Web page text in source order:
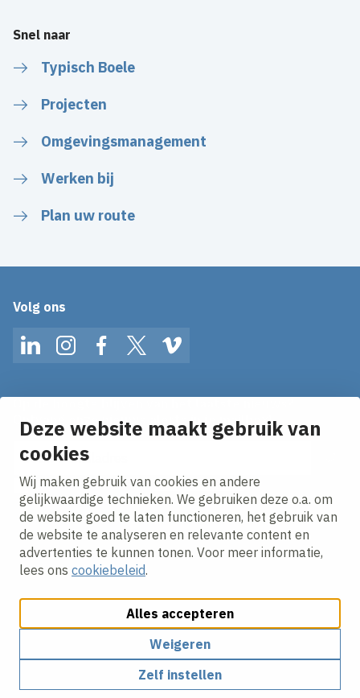
Deze website maakt gebruik van
cookies
Wij maken gebruik van cookies en andere
gelijkwaardige technieken. We gebruiken deze o.a. om
de website goed te laten functioneren, het gebruik van
de website te analyseren en relevante content en
advertenties te kunnen tonen. Voor meer informatie,
lees ons cookiebeleid.
Alles accepteren
Weigeren
Zelf instellen
Snel naar
Typisch Boele
Projecten
Omgevingsmanagement
Werken bij
Plan uw route
Volg ons
LinkedInInstagramFacebookTwitterVimeo
Ontvang onze nieuws alerts in je mailbox!
E-mailadres
Ik ga akkoord met hetprivacy statement.
Cookies aanpassenCookie beleidPrivacy policy
Algemene inkoopvoorwaarden